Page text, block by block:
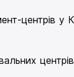
центрів у
центрів